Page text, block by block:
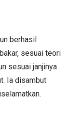
berhasil
sesuai teori
sesuai janjinya
Ia disambut